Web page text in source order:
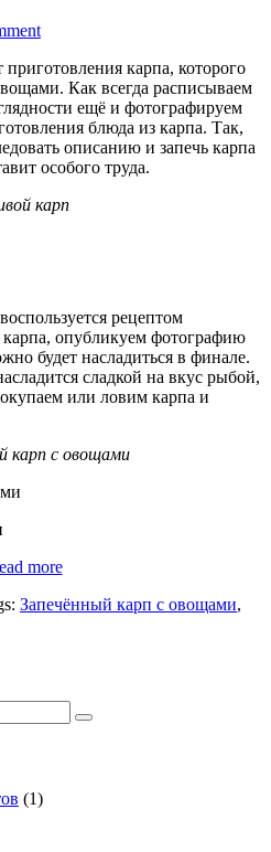
карпа, которого
Как всегда расписываем
ещё и фотографируем
блюда из карпа. Так,
описанию и запечь карпа
особого труда.
карп
рецептом
карпа, опубликуем фотографию
будет насладиться в финале.
сладкой на вкус рыбой,
или ловим карпа и
карп с овощами
more
Запечённый карп с овощами,
(1)